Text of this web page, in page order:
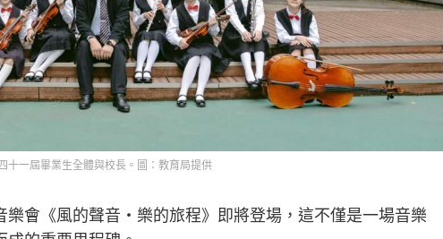
四十一屆畢業生全體與校長。圖：教育局提供
會《風的聲音・樂的旅程》即將登場，這不僅是一場音樂